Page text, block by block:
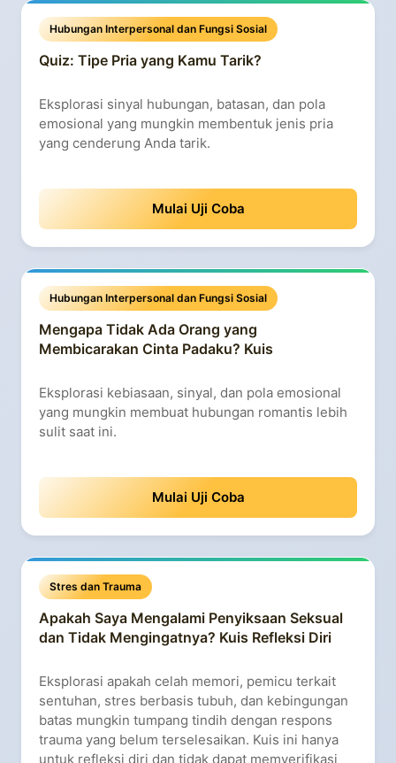
Hubungan Interpersonal dan Fungsi Sosial
Quiz: Tipe Pria yang Kamu Tarik?
Eksplorasi sinyal hubungan, batasan, dan pola
emosional yang mungkin membentuk jenis pria
yang cenderung Anda tarik.
Mulai Uji Coba
Hubungan Interpersonal dan Fungsi Sosial
Mengapa Tidak Ada Orang yang
Membicarakan Cinta Padaku? Kuis
Eksplorasi kebiasaan, sinyal, dan pola emosional
yang mungkin membuat hubungan romantis lebih
sulit saat ini.
Mulai Uji Coba
Stres dan Trauma
Apakah Saya Mengalami Penyiksaan Seksual
dan Tidak Mengingatnya? Kuis Refleksi Diri
Eksplorasi apakah celah memori, pemicu terkait
sentuhan, stres berbasis tubuh, dan kebingungan
batas mungkin tumpang tindih dengan respons
trauma yang belum terselesaikan. Kuis ini hanya
untuk refleksi diri dan tidak dapat memverifikasi